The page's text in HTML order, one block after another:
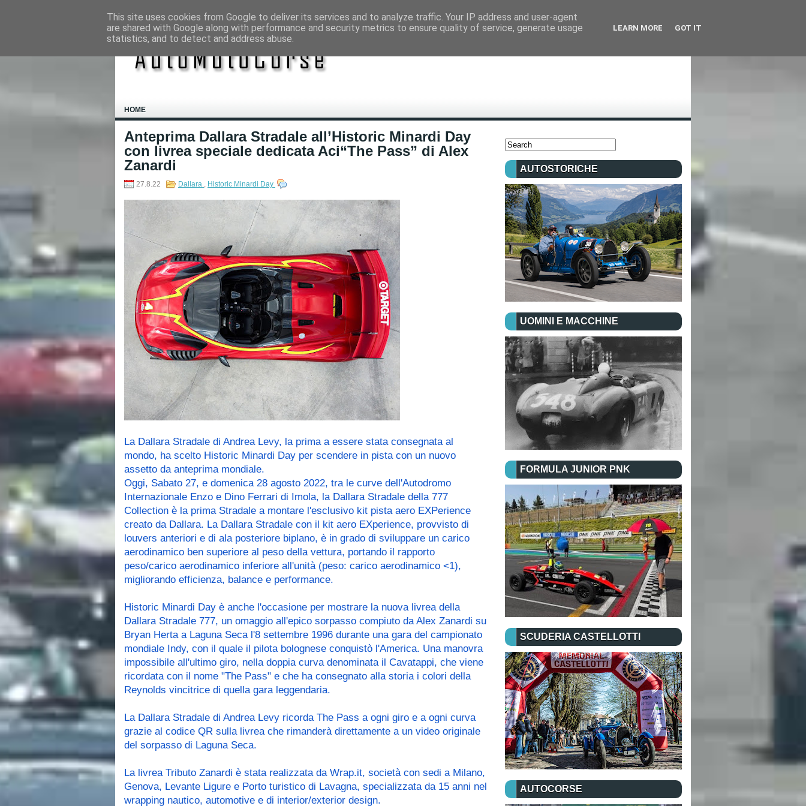
HOME
Anteprima Dallara Stradale all’Historic Minardi Day
con livrea speciale dedicata Aci“The Pass” di Alex
Zanardi
27.8.22 Dallara , Historic Minardi Day
La Dallara Stradale di Andrea Levy, la prima a essere stata consegnata al
mondo, ha scelto Historic Minardi Day per scendere in pista con un nuovo
assetto da anteprima mondiale.
Oggi, Sabato 27, e domenica 28 agosto 2022, tra le curve dell'Autodromo
Internazionale Enzo e Dino Ferrari di Imola, la Dallara Stradale della 777
Collection è la prima Stradale a montare l'esclusivo kit pista aero EXPerience
creato da Dallara. La Dallara Stradale con il kit aero EXperience, provvisto di
louvers anteriori e di ala posteriore biplano, è in grado di sviluppare un carico
aerodinamico ben superiore al peso della vettura, portando il rapporto
peso/carico aerodinamico inferiore all'unità (peso: carico aerodinamico <1),
migliorando efficienza, balance e performance.
Historic Minardi Day è anche l'occasione per mostrare la nuova livrea della
Dallara Stradale 777, un omaggio all'epico sorpasso compiuto da Alex Zanardi su
Bryan Herta a Laguna Seca l'8 settembre 1996 durante una gara del campionato
mondiale Indy, con il quale il pilota bolognese conquistò l'America. Una manovra
impossibile all'ultimo giro, nella doppia curva denominata il Cavatappi, che viene
ricordata con il nome "The Pass" e che ha consegnato alla storia i colori della
Reynolds vincitrice di quella gara leggendaria.
La Dallara Stradale di Andrea Levy ricorda The Pass a ogni giro e a ogni curva
grazie al codice QR sulla livrea che rimanderà direttamente a un video originale
del sorpasso di Laguna Seca.
La livrea Tributo Zanardi è stata realizzata da Wrap.it, società con sedi a Milano,
Genova, Levante Ligure e Porto turistico di Lavagna, specializzata da 15 anni nel
wrapping nautico, automotive e di interior/exterior design.
AUTOSTORICHE
UOMINI E MACCHINE
FORMULA JUNIOR PNK
SCUDERIA CASTELLOTTI
AUTOCORSE
This site uses cookies from Google to deliver its services and to analyze traffic. Your IP address and user-agent
are shared with Google along with performance and security metrics to ensure quality of service, generate usage
statistics, and to detect and address abuse.
LEARN MORE GOT IT